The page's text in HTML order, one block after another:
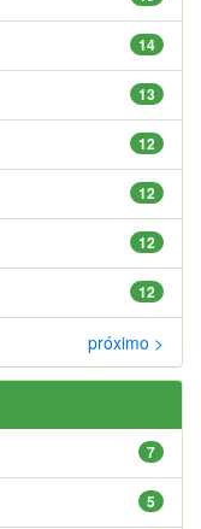
14
13
12
12
12
12
próximo >
7
5